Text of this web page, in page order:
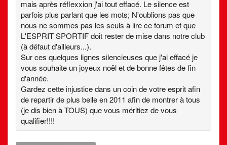
mais après réflexxion j'ai tout effacé. Le silence est
parfois plus parlant que les mots; N'oublions pas que
nous ne sommes pas les seuls à lire ce forum et que
L'ESPRIT SPORTIF doit rester de mise dans notre club
(à défaut d'ailleurs...).
Sur ces quelques lignes silencieuses que j'ai effacé je
vous souhaite un joyeux noël et de bonne fêtes de fin
d'année.
Gardez cette injustice dans un coin de votre esprit afin
de repartir de plus belle en 2011 afin de montrer à tous
(je dis bien à TOUS) que vous méritiez de vous
qualifier!!!!